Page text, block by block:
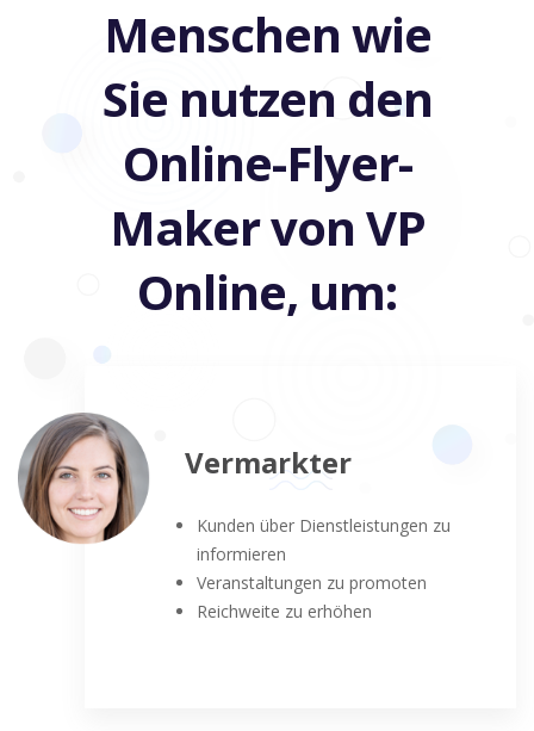
Menschen wie
Sie nutzen den
Online-Flyer-
Maker von VP
Online, um:
Vermarkter
Kunden über Dienstleistungen zu
informieren
Veranstaltungen zu promoten
Reichweite zu erhöhen